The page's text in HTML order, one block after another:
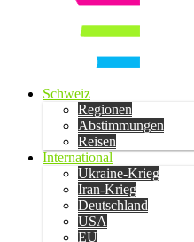
Schweiz
Regionen
Abstimmungen
Reisen
International
Ukraine-Krieg
Iran-Krieg
Deutschland
USA
EU